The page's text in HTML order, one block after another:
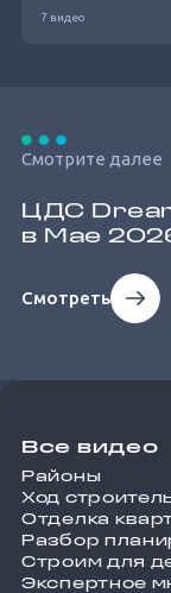
7 видео
Смотрите далее
ЦДС
в Мае
Смотреть
Все видео
Районы
Ход
Отделка
Разбор
Строим для
Экспертное